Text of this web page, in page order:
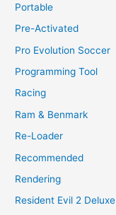
Portable
Pre-Activated
Pro Evolution Soccer
Programming Tool
Racing
Ram & Benmark
Re-Loader
Recommended
Rendering
Resident Evil 2 Deluxe